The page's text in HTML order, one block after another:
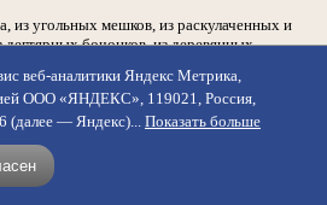
из угольных мешков, из раскулаченных и
дегтярных бочонков, из деревянных
торжествен, он звенел, как все колокола
колокола затерянных в горах
пропастей, у синих зубцов
мне было остановить его! Звезды шли
меня, они прокалывали копьями мне
света.
веб-аналитики Яндекс Метрика,
ООО «ЯНДЕКС», 119021, Россия,
(далее — Яндекс)... Показать больше